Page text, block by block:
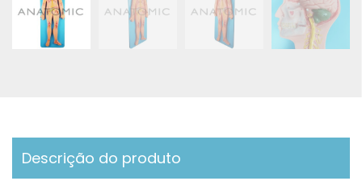
Descrição do produto